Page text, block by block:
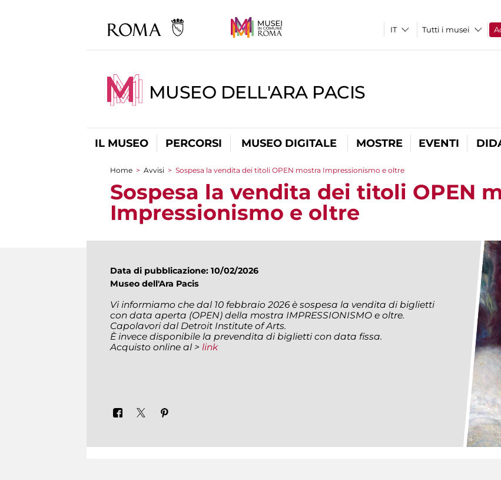
Tutti i musei
MUSEO DELL'ARA PACIS
IL MUSEO PERCORSI MUSEO DIGITALE MOSTRE EVENTI
Tu sei qui
Home > Avvisi > Sospesa la vendita dei titoli OPEN mostra Impressionismo e oltre
Sospesa la vendita dei titoli OPEN
Impressionismo e oltre
Data di pubblicazione: 10/02/2026
Museo dell'Ara Pacis
Vi informiamo che dal 10 febbraio 2026 è sospesa la vendita di biglietti
con data aperta (OPEN) della mostra IMPRESSIONISMO e oltre.
Capolavori dal Detroit Institute of Arts.
È invece disponibile la prevendita di biglietti con data fissa.
Acquisto online al > link